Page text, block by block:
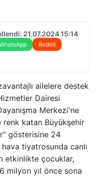
21.07.2024 15:14
Reddit
ailelere destek
Dairesi
Merkezi'ne
renk katan Büyükşehir
gösterisine 24
tiyatrosunda canlı
etkinlikte çocuklar,
milyon yıl önce sona